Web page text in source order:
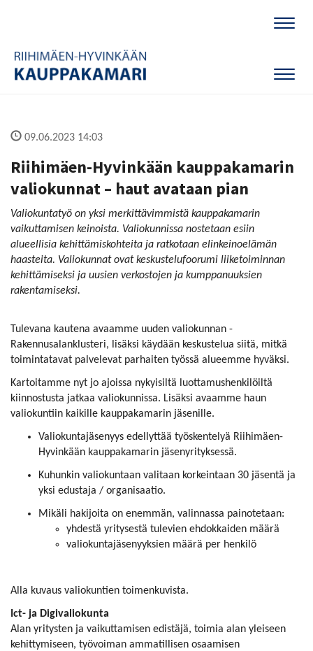
09.06.2023 14:03
Riihimäen-Hyvinkään kauppakamarin
valiokunnat – haut avataan pian
Valiokuntatyö on yksi merkittävimmistä kauppakamarin
vaikuttamisen keinoista. Valiokunnissa nostetaan esiin
alueellisia kehittämiskohteita ja ratkotaan elinkeinoelämän
haasteita. Valiokunnat ovat keskustelufoorumi liiketoiminnan
kehittämiseksi ja uusien verkostojen ja kumppanuuksien
rakentamiseksi.
Tulevana kautena avaamme uuden valiokunnan -
Rakennusalanklusteri, lisäksi käydään keskustelua siitä, mitkä
toimintatavat palvelevat parhaiten työssä alueemme hyväksi.
Kartoitamme nyt jo ajoissa nykyisiltä luottamushenkilöiltä
kiinnostusta jatkaa valiokunnissa. Lisäksi avaamme haun
valiokuntiin kaikille kauppakamarin jäsenille.
Valiokuntajäsenyys edellyttää työskentelyä Riihimäen-
Hyvinkään kauppakamarin jäsenyrityksessä.
Kuhunkin valiokuntaan valitaan korkeintaan 30 jäsentä ja
yksi edustaja / organisaatio.
Mikäli hakijoita on enemmän, valinnassa painotetaan:
yhdestä yritysestä tulevien ehdokkaiden määrä
valiokuntajäsenyyksien määrä per henkilö
Alla kuvaus valiokuntien toimenkuvista.
Ict- ja Digivaliokunta
Alan yritysten ja vaikuttamisen edistäjä, toimia alan yleiseen
kehittymiseen, työvoiman ammatillisen osaamisen